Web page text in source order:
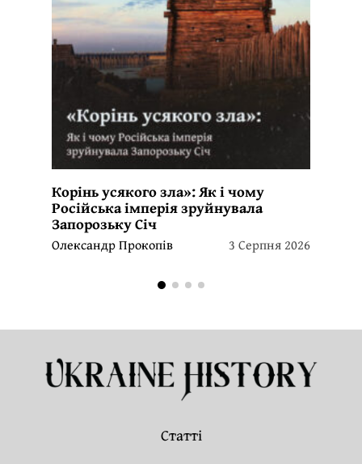
Корінь усякого зла»: Як і чому
Російська імперія зруйнувала
Запорозьку Січ
Олександр Прокопів 3 Серпня 2026
Статті